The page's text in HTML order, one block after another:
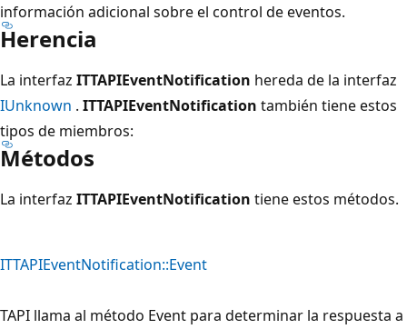
información adicional sobre el control de eventos.
Herencia
La interfaz ITTAPIEventNotification hereda de la interfaz
IUnknown . ITTAPIEventNotification también tiene estos
tipos de miembros:
Métodos
La interfaz ITTAPIEventNotification tiene estos métodos.
ITTAPIEventNotification::Event
TAPI llama al método Event para determinar la respuesta a